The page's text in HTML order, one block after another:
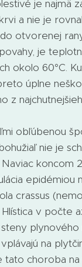
je najmä
a nie je
otvorenej
je
okolo 60°C.
úplne
z
obľúbenou
nie je
koncom
epidémiou
crassus
Hlística v počte
na
tato choroba na